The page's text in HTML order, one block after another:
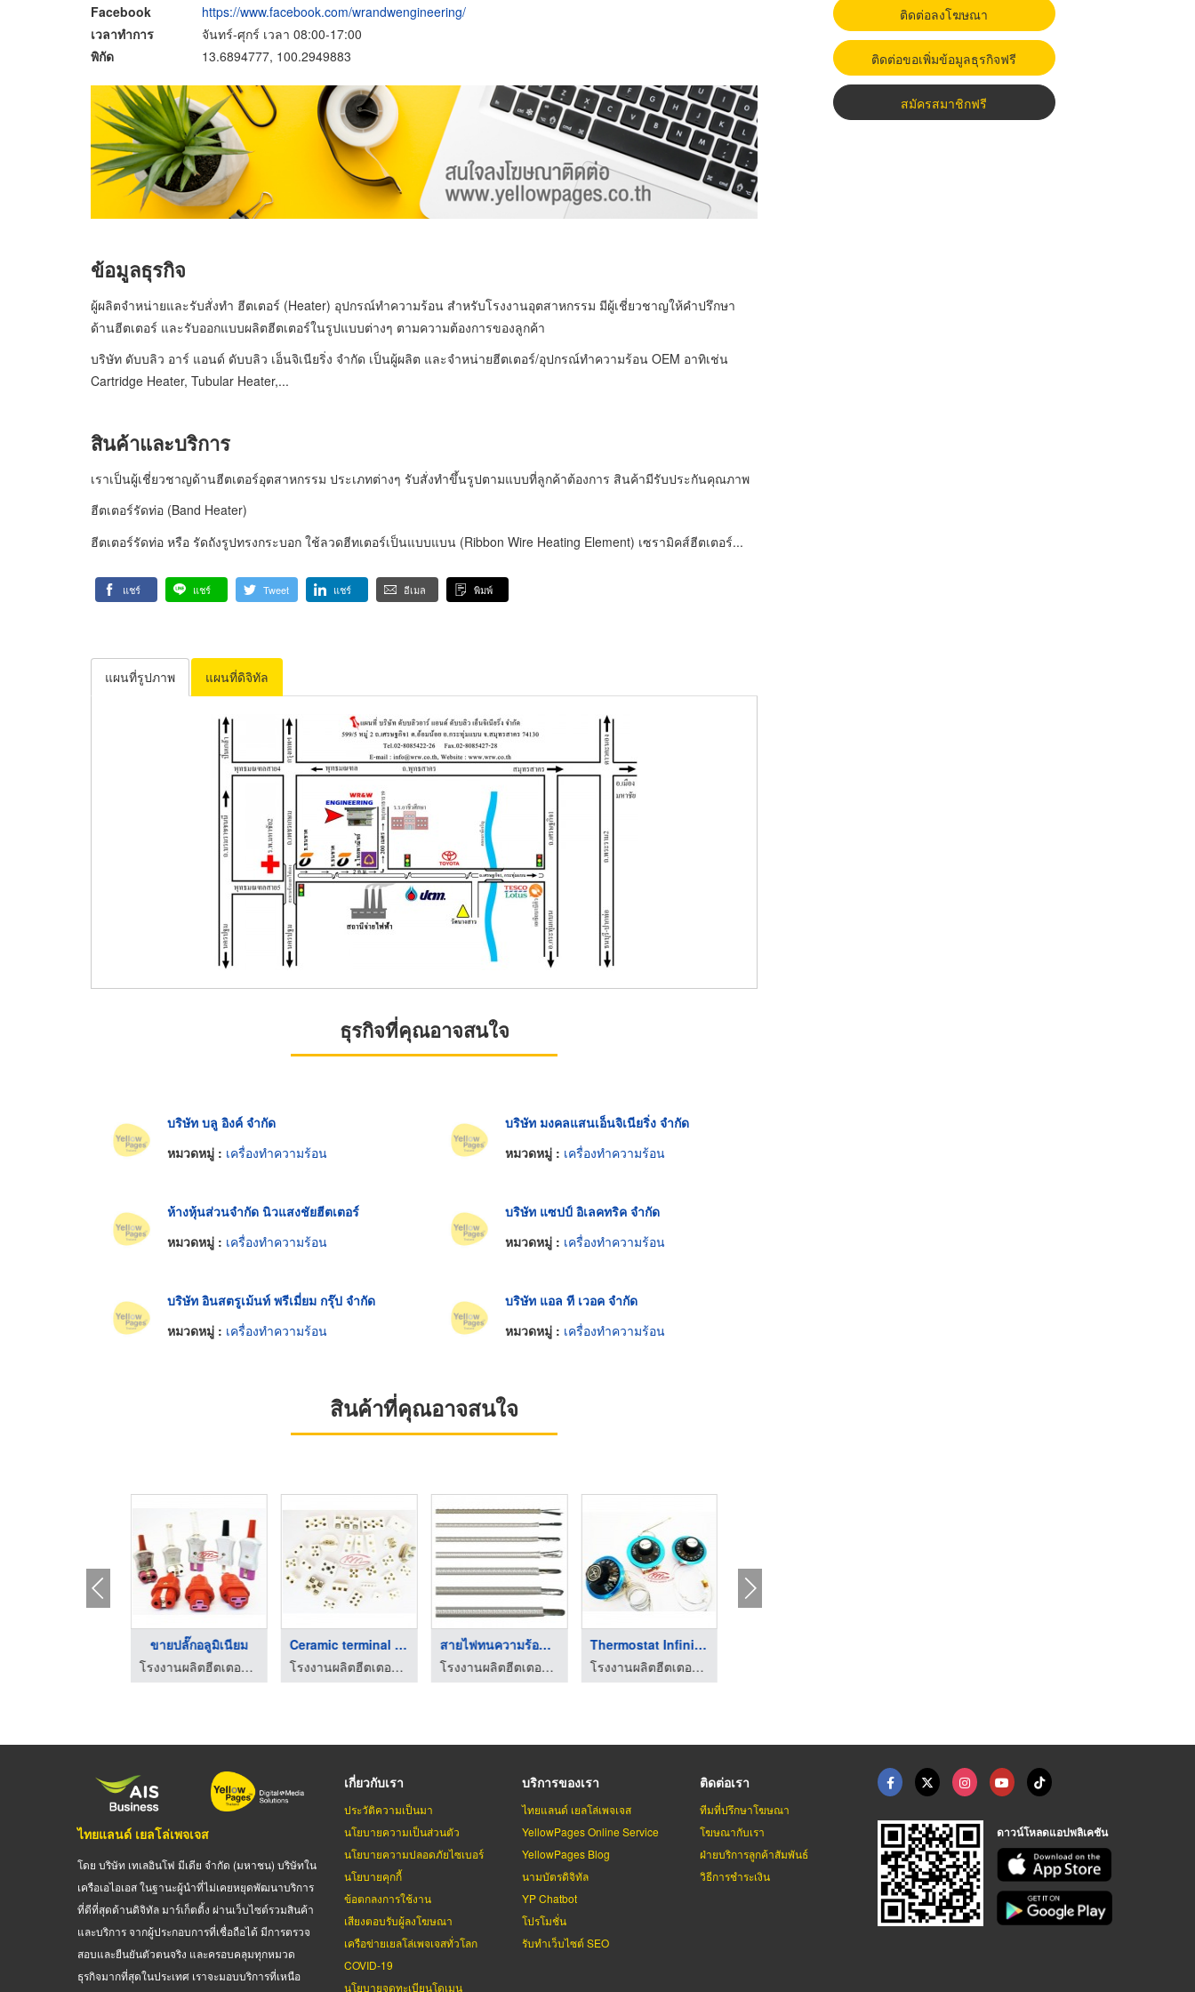
Facebook
https://www.facebook.com/wrandwengineering/
เวลาทำการ
จันทร์-ศุกร์ เวลา 08:00-17:00
พิกัด
13.6894777, 100.2949883
ข้อมูลธุรกิจ
ผู้ผลิตจำหน่ายและรับสั่งทำ ฮีตเตอร์ (Heater) อุปกรณ์ทำความร้อน สำหรับโรงงานอุตสาหกรรม มีผู้เชี่ยวชาญให้คำปรึกษา
ด้านฮีตเตอร์ และรับออกแบบผลิตฮีตเตอร์ในรูปแบบต่างๆ ตามความต้องการของลูกค้า
บริษัท ดับบลิว อาร์ แอนด์ ดับบลิว เอ็นจิเนียริ่ง จำกัด เป็นผู้ผลิต และจำหน่ายฮีตเตอร์/อุปกรณ์ทำความร้อน OEM อาทิเช่น
Cartridge Heater, Tubular Heater,...
สินค้าและบริการ
เราเป็นผู้เชี่ยวชาญด้านฮีตเตอร์อุตสาหกรรม ประเภทต่างๆ รับสั่งทำขึ้นรูปตามแบบที่ลูกค้าต้องการ สินค้ามีรับประกันคุณภาพ
ฮีตเตอร์รัดท่อ (Band Heater)
ฮีตเตอร์รัดท่อ หรือ รัดถังรูปทรงกระบอก ใช้ลวดฮีทเตอร์เป็นแบบแบน (Ribbon Wire Heating Element) เซรามิคส์ฮีตเตอร์...
แชร์ แชร์ Tweet แชร์ อีเมล พิมพ์
แผนที่รูปภาพ แผนที่ดิจิทัล
ธุรกิจที่คุณอาจสนใจ
บริษัท บลู อิงค์ จำกัด
หมวดหมู่ : เครื่องทำความร้อน
บริษัท มงคลแสนเอ็นจิเนียริ่ง จำกัด
หมวดหมู่ : เครื่องทำความร้อน
ห้างหุ้นส่วนจำกัด นิวแสงชัยฮีตเตอร์
หมวดหมู่ : เครื่องทำความร้อน
บริษัท แซปป์ อิเลคทริค จำกัด
หมวดหมู่ : เครื่องทำความร้อน
บริษัท อินสตรูเม้นท์ พรีเมี่ยม กรุ๊ป จำกัด
หมวดหมู่ : เครื่องทำความร้อน
บริษัท แอล ที เวอค จำกัด
หมวดหมู่ : เครื่องทำความร้อน
สินค้าที่คุณอาจสนใจ
ขายปลั๊กอลูมิเนียม
โรงงานผลิตฮีตเตอร์ heater เค วี เอ็ม ฮีทติ้ง เอลเลอเม้นท์
Ceramic terminal บล็ ...
โรงงานผลิตฮีตเตอร์ heater เค วี เอ็ม ฮีทติ้ง เอลเลอเม้นท์
สายไฟทนความร้อน (He ...
โรงงานผลิตฮีตเตอร์ heater เค วี เอ็ม ฮีทติ้ง เอลเลอเม้นท์
Thermostat Infinite ...
โรงงานผลิตฮีตเตอร์ heater เค วี เอ็ม ฮีทติ้ง เอลเลอเม้นท์
ติดต่อลงโฆษณา
ติดต่อขอเพิ่มข้อมูลธุรกิจฟรี
สมัครสมาชิกฟรี
ไทยแลนด์ เยลโล่เพจเจส
โดย บริษัท เทเลอินโฟ มีเดีย จำกัด (มหาชน) บริษัทใน
เครือเอไอเอส ในฐานะผู้นำที่ไม่เคยหยุดพัฒนาบริการ
ที่ดีที่สุดด้านดิจิทัล มาร์เก็ตติ้ง ผ่านเว็บไซต์รวมสินค้า
และบริการ จากผู้ประกอบการที่เชื่อถือได้ มีการตรวจ
สอบและยืนยันตัวตนจริง และครอบคลุมทุกหมวด
ธุรกิจมากที่สุดในประเทศ เราจะมอบบริการที่เหนือ
เกี่ยวกับเรา
ประวัติความเป็นมา
นโยบายความเป็นส่วนตัว
นโยบายความปลอดภัยไซเบอร์
นโยบายคุกกี้
ข้อตกลงการใช้งาน
เสียงตอบรับผู้ลงโฆษณา
เครือข่ายเยลโล่เพจเจสทั่วโลก
COVID-19
นโยบายจดทะเบียนโดเมน
บริการของเรา
ไทยแลนด์ เยลโล่เพจเจส
YellowPages Online Service
YellowPages Blog
นามบัตรดิจิทัล
YP Chatbot
โปรโมชั่น
รับทำเว็บไซต์ SEO
ติดต่อเรา
ทีมที่ปรึกษาโฆษณา
โฆษณากับเรา
ฝ่ายบริการลูกค้าสัมพันธ์
วิธีการชำระเงิน
ดาวน์โหลดแอปพลิเคชัน